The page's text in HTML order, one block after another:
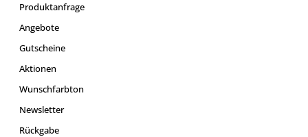
Produktanfrage
Angebote
Gutscheine
Aktionen
Wunschfarbton
Newsletter
Rückgabe